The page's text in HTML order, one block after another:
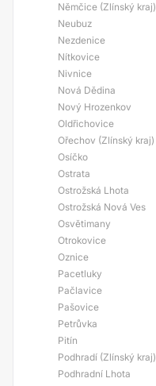
Němčice (Zlínský kraj)
Neubuz
Nezdenice
Nítkovice
Nivnice
Nová Dědina
Nový Hrozenkov
Oldřichovice
Ořechov (Zlínský kraj)
Osíčko
Ostrata
Ostrožská Lhota
Ostrožská Nová Ves
Osvětimany
Otrokovice
Oznice
Pacetluky
Pačlavice
Pašovice
Petrůvka
Pitín
Podhradí (Zlínský kraj)
Podhradní Lhota